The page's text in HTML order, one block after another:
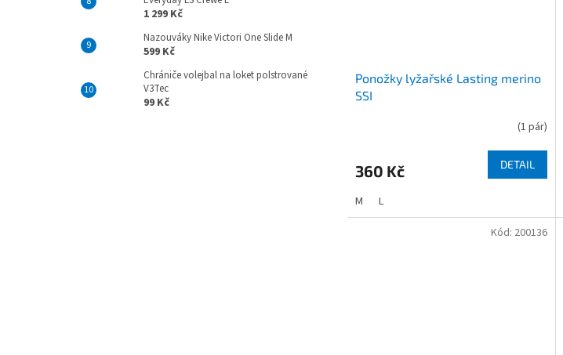
1 299 Kč
Nazouváky Nike Victori One Slide M
599 Kč
Chrániče volejbal na loket polstrované
V3Tec
99 Kč
Ponožky lyžařské Lasting merino
SSI
(1 pár)
360 Kč DETAIL
M L
Kód: 200136